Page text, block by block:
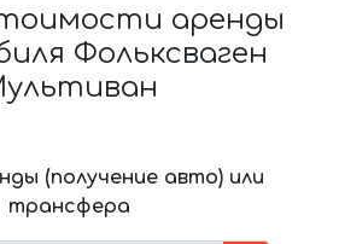
аренды
Фольксваген
(получение авто) или
трансфера